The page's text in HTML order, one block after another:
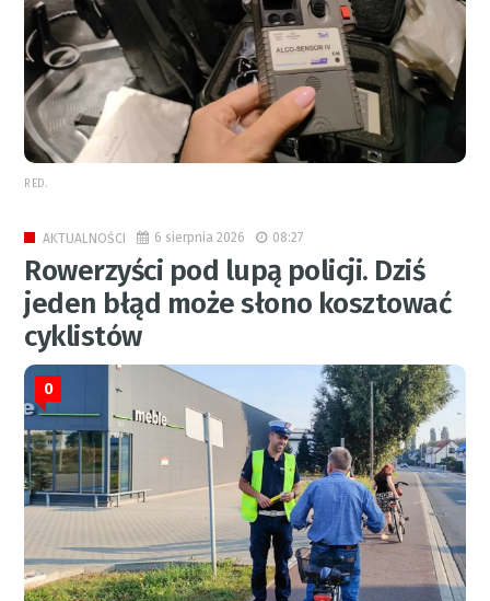
RED.
AKTUALNOŚCI 6 sierpnia 2026 08:27
Rowerzyści pod lupą policji. Dziś
jeden błąd może słono kosztować
cyklistów
0